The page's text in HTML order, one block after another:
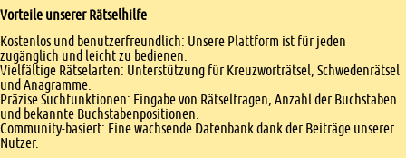
Vorteile unserer Rätselhilfe
Kostenlos und benutzerfreundlich: Unsere Plattform ist für jeden
zugänglich und leicht zu bedienen.
Vielfältige Rätselarten: Unterstützung für Kreuzworträtsel, Schwedenrätsel
und Anagramme.
Präzise Suchfunktionen: Eingabe von Rätselfragen, Anzahl der Buchstaben
und bekannte Buchstabenpositionen.
Community-basiert: Eine wachsende Datenbank dank der Beiträge unserer
Nutzer.